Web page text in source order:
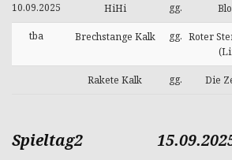
10.09.2025 HiHi gg.
tba Brechstange Kalk gg. Roter
Rakete Kalk gg. Die
Spieltag2